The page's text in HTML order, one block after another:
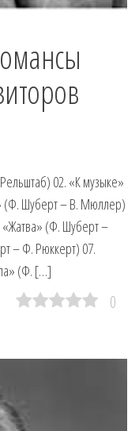
02. «К музыке»
Шуберт – В. Мюллер)
(Ф. Шуберт –
– Ф. Рюккерт) 07.
(Ф. […]
0